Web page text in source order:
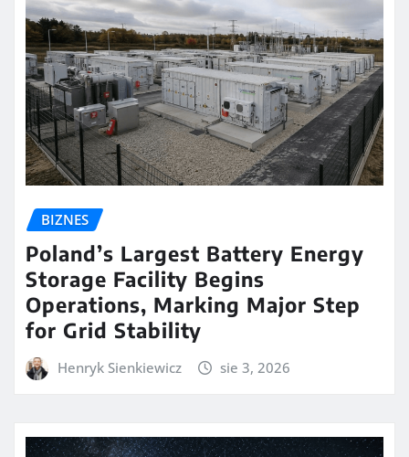
BIZNES
Poland’s Largest Battery Energy
Storage Facility Begins
Operations, Marking Major Step
for Grid Stability
Henryk Sienkiewicz sie 3, 2026